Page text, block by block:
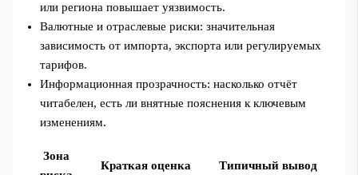
или региона повышает уязвимость.
Валютные и отраслевые риски: значительная
зависимость от импорта, экспорта или регулируемых
тарифов.
Информационная прозрачность: насколько отчёт
читабелен, есть ли внятные пояснения к ключевым
изменениям.
Зона
Краткая оценка Типичный вывод